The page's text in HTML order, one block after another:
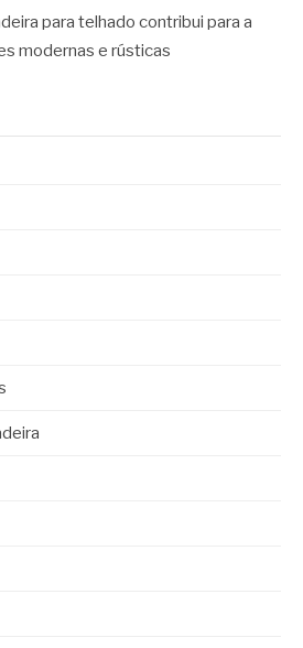
para telhado contribui para a
modernas e rústicas